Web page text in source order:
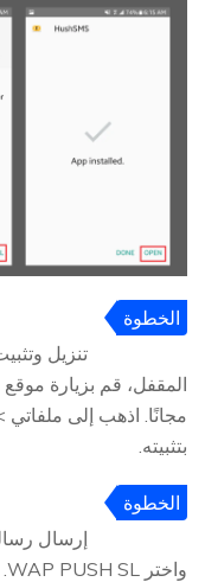
الخطوة
بتثبيته.
الخطوة